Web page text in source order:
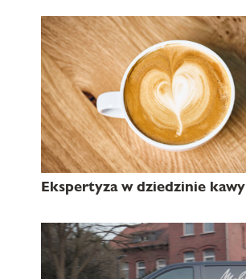
Ekspertyza w dziedzinie kawy